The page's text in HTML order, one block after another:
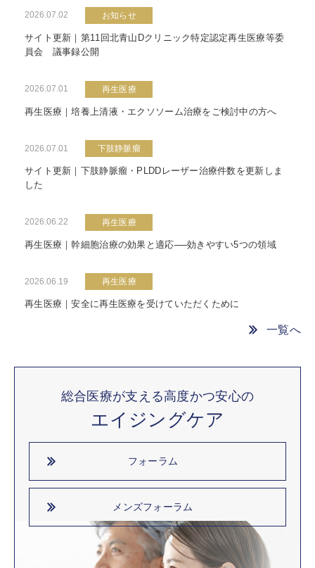
2026.07.02 お知らせ
サイト更新｜第11回北青山Dクリニック特定認定再生医療等委
員会 議事録公開
2026.07.01 再生医療
再生医療｜培養上清液・エクソソーム治療をご検討中の方へ
2026.07.01 下肢静脈瘤
サイト更新｜下肢静脈瘤・PLDDレーザー治療件数を更新しま
した
2026.06.22 再生医療
再生医療｜幹細胞治療の効果と適応──効きやすい5つの領域
2026.06.19 再生医療
再生医療｜安全に再生医療を受けていただくために
一覧へ
総合医療が支える高度かつ安心の
エイジングケア
フォーラム
メンズフォーラム